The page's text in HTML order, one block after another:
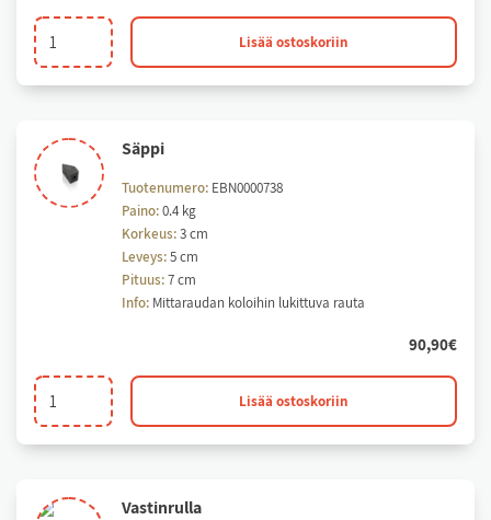
Mittarauta
300mm.
1994>
määrä
Lisää ostoskoriin
Säp­pi
Tuotenumero: EBN0000738
Paino:0.4 kg
Korkeus:3 cm
Leveys:5 cm
Pituus:7 cm
Info: Mittaraudan koloihin lukittuva rauta
90,90€
Säppi
määrä
Lisää ostoskoriin
Vas­tin­rul­la